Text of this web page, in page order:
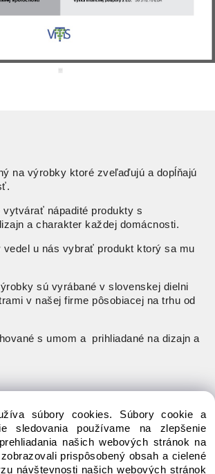
na výrobky ktoré zveľaďujú a dopĺňajú
vytvárať nápadité produkty s
a charakter každej domácnosti.
vedel u nás vybrať produkt ktorý sa mu
sú vyrábané v slovenskej dielni
v našej firme pôsobiacej na trhu od
s umom a prihliadané na dizajn a
8:00 - 15:00
súbory cookies. Súbory cookie a
sledovania používame na zlepšenie
našich webových stránok na
prispôsobený obsah a cielené
návštevnosti našich webových stránok